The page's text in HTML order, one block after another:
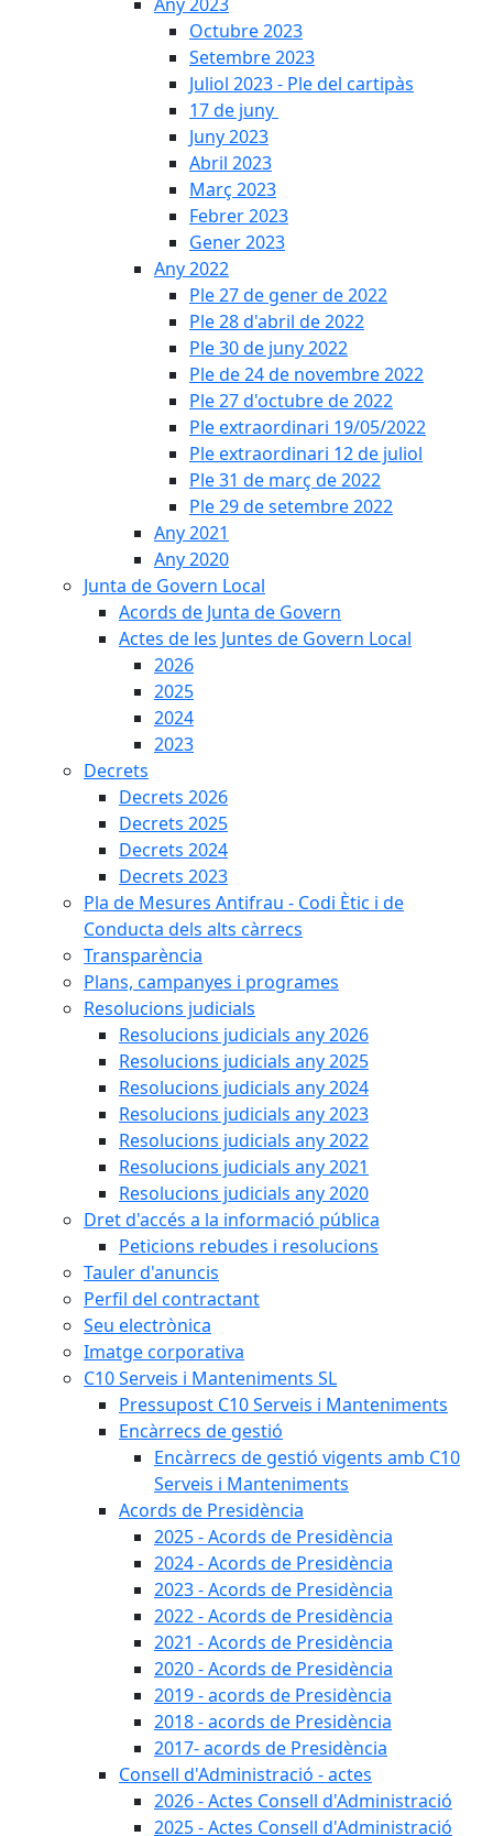
Octubre 2023
Setembre 2023
Juliol 2023 - Ple del cartipàs
17 de juny
Juny 2023
Abril 2023
Març 2023
Febrer 2023
Gener 2023
Any 2022
Ple 27 de gener de 2022
Ple 28 d'abril de 2022
Ple 30 de juny 2022
Ple de 24 de novembre 2022
Ple 27 d'octubre de 2022
Ple extraordinari 19/05/2022
Ple extraordinari 12 de juliol
Ple 31 de març de 2022
Ple 29 de setembre 2022
Any 2021
Any 2020
Junta de Govern Local
Acords de Junta de Govern
Actes de les Juntes de Govern Local
2026
2025
2024
2023
Decrets
Decrets 2026
Decrets 2025
Decrets 2024
Decrets 2023
Pla de Mesures Antifrau - Codi Ètic i de
Conducta dels alts càrrecs
Transparència
Plans, campanyes i programes
Resolucions judicials
Resolucions judicials any 2026
Resolucions judicials any 2025
Resolucions judicials any 2024
Resolucions judicials any 2023
Resolucions judicials any 2022
Resolucions judicials any 2021
Resolucions judicials any 2020
Dret d'accés a la informació pública
Peticions rebudes i resolucions
Tauler d'anuncis
Perfil del contractant
Seu electrònica
Imatge corporativa
C10 Serveis i Manteniments SL
Pressupost C10 Serveis i Manteniments
Encàrrecs de gestió
Encàrrecs de gestió vigents amb C10
Serveis i Manteniments
Acords de Presidència
2025 - Acords de Presidència
2024 - Acords de Presidència
2023 - Acords de Presidència
2022 - Acords de Presidència
2021 - Acords de Presidència
2020 - Acords de Presidència
2019 - acords de Presidència
2018 - acords de Presidència
2017- acords de Presidència
Consell d'Administració - actes
2026 - Actes Consell d'Administració
2025 - Actes Consell d'Administració